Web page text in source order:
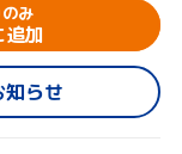
み
追加
らせ